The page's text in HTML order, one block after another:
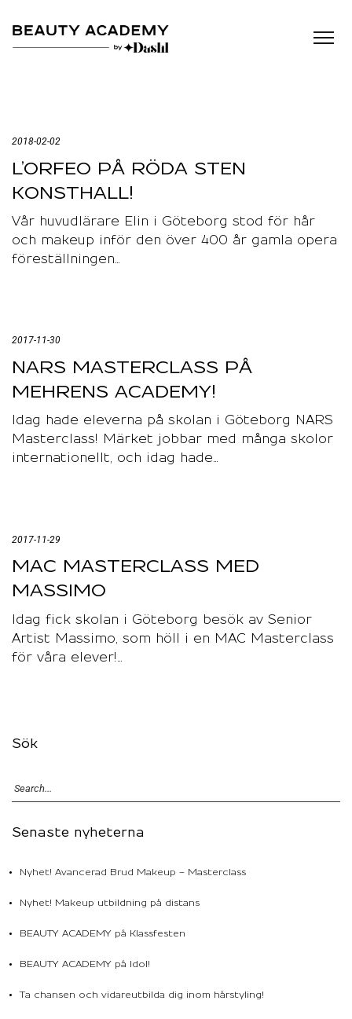
2018-02-02
L’ORFEO PÅ RÖDA STEN
KONSTHALL!
Vår huvudlärare Elin i Göteborg stod för hår
och makeup inför den över 400 år gamla opera
föreställningen…
2017-11-30
NARS MASTERCLASS PÅ
MEHRENS ACADEMY!
Idag hade eleverna på skolan i Göteborg NARS
Masterclass! Märket jobbar med många skolor
internationellt, och idag hade…
2017-11-29
MAC MASTERCLASS MED
MASSIMO
Idag fick skolan i Göteborg besök av Senior
Artist Massimo, som höll i en MAC Masterclass
för våra elever!…
Sök
Senaste nyheterna
Nyhet! Avancerad Brud Makeup – Masterclass
Nyhet! Makeup utbildning på distans
BEAUTY ACADEMY på Klassfesten
BEAUTY ACADEMY på Idol!
Ta chansen och vidareutbilda dig inom hårstyling!